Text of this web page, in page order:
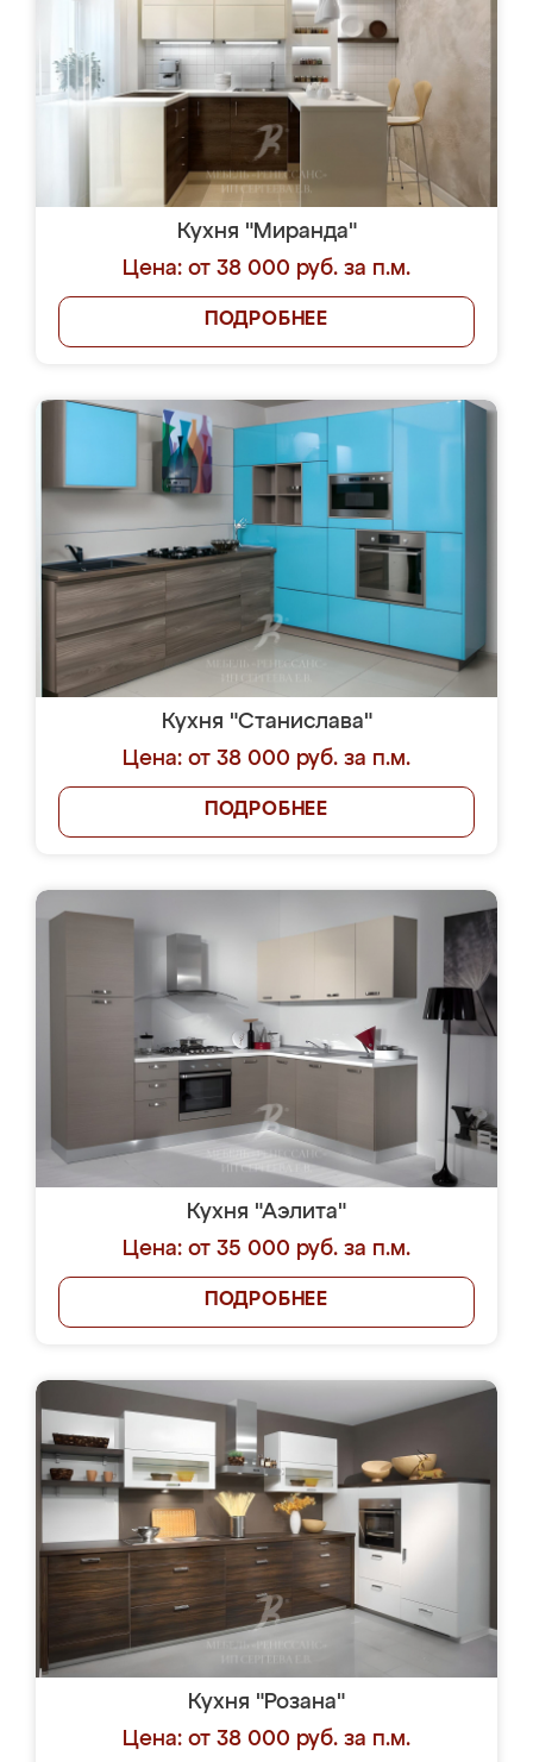
Кухня "Миранда"
Цена: от 38 000 руб. за п.м.
ПОДРОБНЕЕ
Кухня "Станислава"
Цена: от 38 000 руб. за п.м.
ПОДРОБНЕЕ
Кухня "Аэлита"
Цена: от 35 000 руб. за п.м.
ПОДРОБНЕЕ
Кухня "Розана"
Цена: от 38 000 руб. за п.м.